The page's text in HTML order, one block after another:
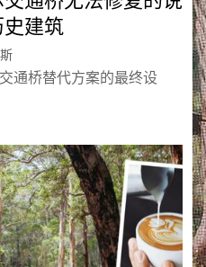
建筑
通桥替代方案的最终设